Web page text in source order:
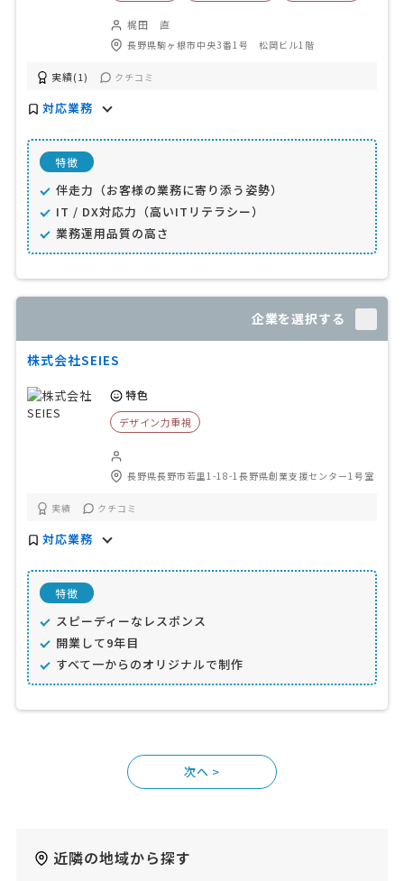
梶田 直
長野県駒ヶ根市中央3番1号 松岡ビル1階
実績(1) クチコミ
対応業務
特徴
伴走力（お客様の業務に寄り添う姿勢）
IT / DX対応力（高いITリテラシー）
業務運用品質の高さ
企業を選択する
株式会社SEIES
特色
デザイン力重視
長野県長野市若里1-18-1長野県創業支援センター1号室
実績 クチコミ
対応業務
特徴
スピーディーなレスポンス
開業して9年目
すべて一からのオリジナルで制作
>
近隣の地域から探す